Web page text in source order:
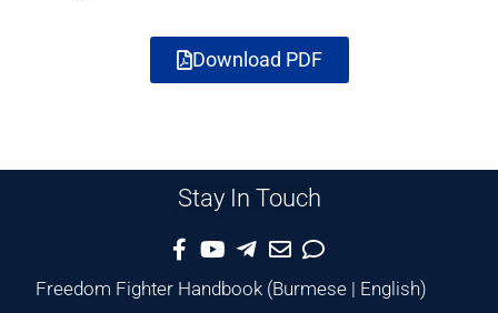
Download PDF
Stay In Touch
Freedom Fighter Handbook (Burmese | English)